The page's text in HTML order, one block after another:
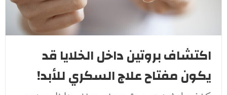
اكتشاف بروتين داخل الخلايا قد
يكون مفتاح علاج السكري للأبد!